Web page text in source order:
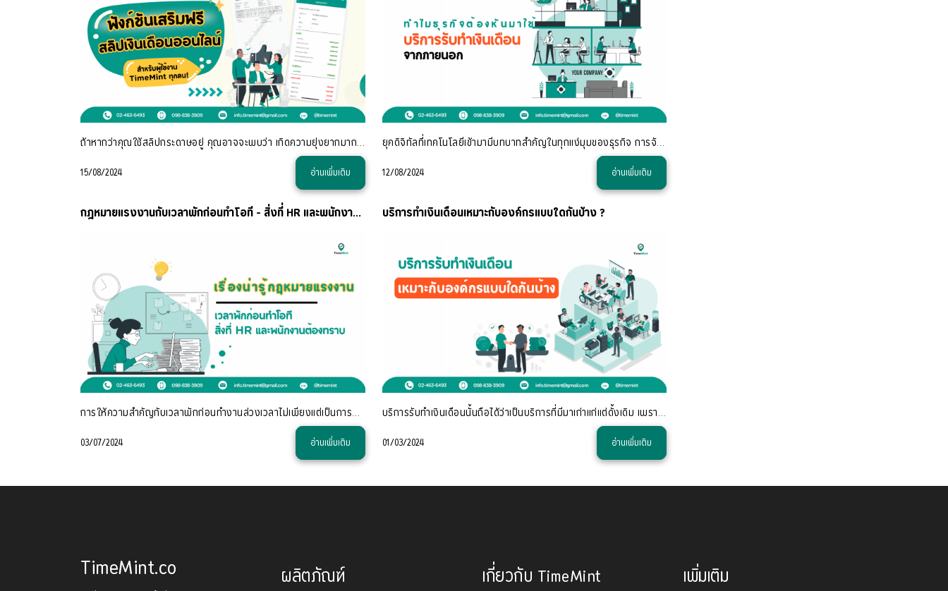
ถ้าหากว่าคุณใช้สลิปกระดาษอยู่ คุณอาจจะพบว่า เกิดความยุ่งยากมากในการจัดการตั้งแต่การพิมพ์เอกสารกระดาษออกมาจากเครื่องพิมพ์ประเภทต่างๆ และ คุณจะต้องจัดกา
15/08/2024 อ่านเพิ่มเติม
ยุคดิจิทัลที่เทคโนโลยีเข้ามามีบทบาทสำคัญในทุกแง่มุมของธุรกิจ การจัดการเงินเดือนด้วยวิธีการแบบดั้งเดิมอาจไม่เพียงพอต่อการตอบสนองความต้องการขององค์กรที
12/08/2024 อ่านเพิ่มเติม
กฎหมายแรงงานกับเวลาพักก่อนทำโอที - สิ่งที่ HR และพนักงานต้องทราบ
การให้ความสำคัญกับเวลาพักก่อนทำงานล่วงเวลาไม่เพียงแต่เป็นการปฏิบัติตามกฎหมาย
03/07/2024 อ่านเพิ่มเติม
บริการทำเงินเดือนเหมาะกับองค์กรแบบใดกันบ้าง ?
บริการรับทำเงินเดือนนั้นถือได้ว่าเป็นบริการที่มีมาเก่าแก่แต่ดั้งเดิม เพราะ เป็นบริการที่แต่ก่อนใช้เพียงความไว้ใจและทีมงานที่เน้นประสบการณ์เป็นหลัก
01/03/2024 อ่านเพิ่มเติม
TimeMint.co ผลิตภัณฑ์ เกี่ยวกับ TimeMint เพิ่มเติม